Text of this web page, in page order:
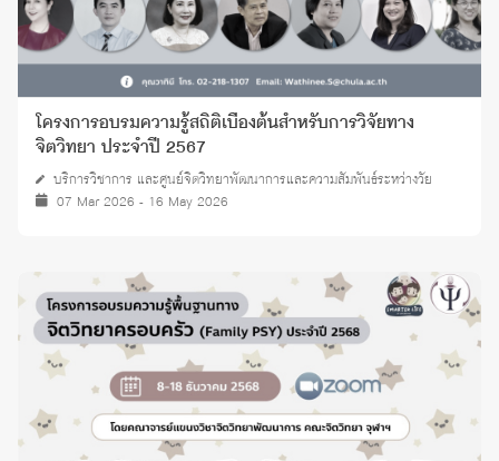
โครงการอบรมความรู้สถิติเบื้องต้นสำหรับการวิจัยทาง
จิตวิทยา ประจำปี 2567
บริการวิชาการ และศูนย์จิตวิทยาพัฒนาการและความสัมพันธ์ระหว่างวัย
07 Mar 2026 - 16 May 2026